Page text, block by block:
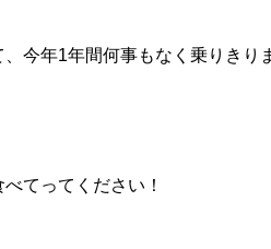
今年1年間何事もなく乗りきり
てってください！